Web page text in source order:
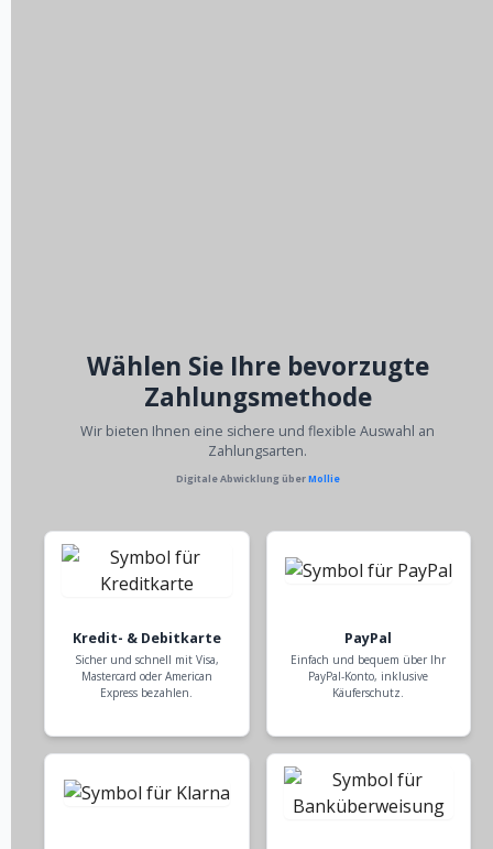
Wählen Sie Ihre bevorzugte
Zahlungsmethode
Wir bieten Ihnen eine sichere und flexible Auswahl an
Zahlungsarten.
Digitale Abwicklung überMollie
Kredit- & Debitkarte
Sicher und schnell mit Visa,
Mastercard oder American
Express bezahlen.
PayPal
Einfach und bequem über Ihr
PayPal-Konto, inklusive
Käuferschutz.